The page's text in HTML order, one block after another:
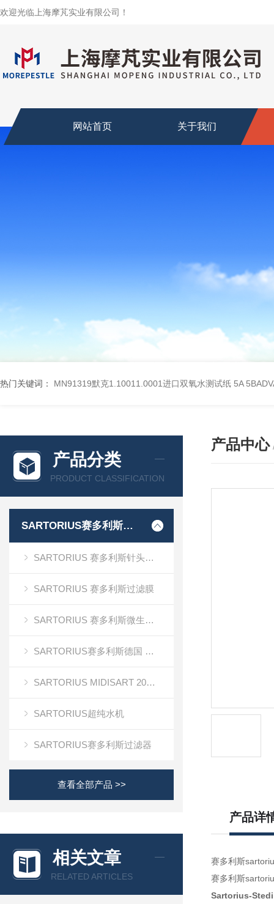
欢迎光临上海摩芃实业有限公司！
网站首页 关于我们
热门关键词： MN91319默克1.10011.0001进口双氧水测试纸 5A
产品分类
PRODUCT CLASSIFICATION
SARTORIUS赛多利斯德国
SARTORIUS 赛多利斯针头式滤器
SARTORIUS 赛多利斯过滤膜
SARTORIUS 赛多利斯微生物检测
SARTORIUS赛多利斯德国 电子天平
SARTORIUS MIDISART 2000
SARTORIUS超纯水机
SARTORIUS赛多利斯过滤器
查看全部产品 >>
相关文章
RELATED ARTICLES
产品中心
产品详
赛多利斯
赛多利斯
Sartorius-